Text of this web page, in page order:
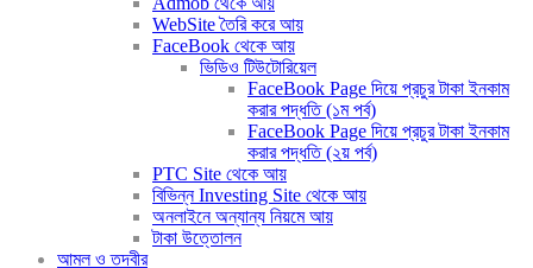
WebSite তৈরি করে আয়
FaceBook থেকে আয়
ভিডিও টিউটোরিয়েল
FaceBook Page দিয়ে প্রচুর টাকা ইনকাম
করার পদ্ধতি (১ম পর্ব)
FaceBook Page দিয়ে প্রচুর টাকা ইনকাম
করার পদ্ধতি (২য় পর্ব)
PTC Site থেকে আয়
বিভিন্ন Investing Site থেকে আয়
অনলাইনে অন্যান্য নিয়মে আয়
টাকা উত্তোলন
আমল ও তদবীর